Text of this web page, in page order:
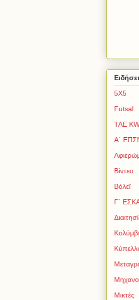
5Χ5
Futsal
TAE
Α΄
Βίντεο
Βόλεϊ
Γ΄
Μικτές